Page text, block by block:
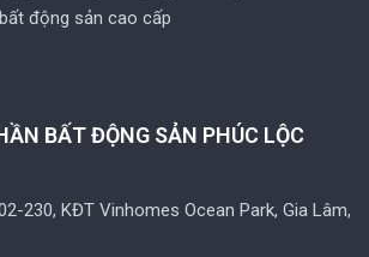
động sản cao cấp
BẤT ĐỘNG SẢN PHÚC LỘC
230, KĐT Vinhomes Ocean Park, Gia Lâm,